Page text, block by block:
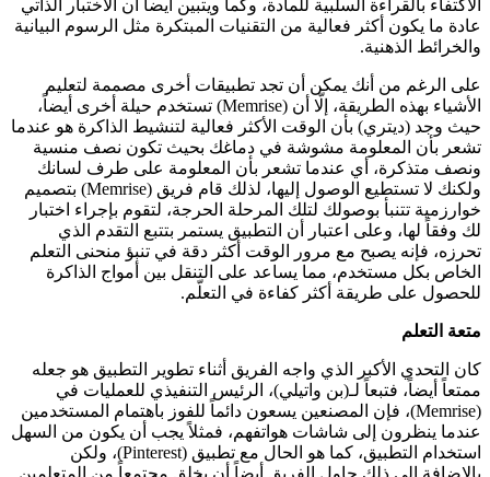
الاكتفاء بالقراءة السلبية للمادة، وكما ويتبين أيضاً أن الاختبار الذاتي
عادة ما يكون أكثر فعالية من التقنيات المبتكرة مثل الرسوم البيانية
والخرائط الذهنية.
على الرغم من أنك يمكن أن تجد تطبيقات أخرى مصممة لتعليم
الأشياء بهذه الطريقة، إلّا أن (Memrise) تستخدم حيلة أخرى أيضاً،
حيث وجد (ديتري) بأن الوقت الأكثر فعالية لتنشيط الذاكرة هو عندما
تشعر بأن المعلومة مشوشة في دماغك بحيث تكون نصف منسية
ونصف متذكرة، أي عندما تشعر بأن المعلومة على طرف لسانك
ولكنك لا تستطيع الوصول إليها، لذلك قام فريق (Memrise) بتصميم
خوارزمية تتنبأ بوصولك لتلك المرحلة الحرجة، لتقوم بإجراء اختبار
لك وفقاً لها، وعلى اعتبار أن التطبيق يستمر بتتبع التقدم الذي
تحرزه، فإنه يصبح مع مرور الوقت أكثر دقة في تنبؤ منحنى التعلم
الخاص بكل مستخدم، مما يساعد على التنقل بين أمواج الذاكرة
للحصول على طريقة أكثر كفاءة في التعلّم.
متعة التعلم
كان التحدي الأكبر الذي واجه الفريق أثناء تطوير التطبيق هو جعله
ممتعاً أيضاً، فتبعاً لـ(بن واتيلي)، الرئيس التنفيذي للعمليات في
(Memrise)، فإن المصنعين يسعون دائماً للفوز باهتمام المستخدمين
عندما ينظرون إلى شاشات هواتفهم، فمثلاً يجب أن يكون من السهل
استخدام التطبيق، كما هو الحال مع تطبيق (Pinterest)، ولكن
بالإضافة إلى ذلك حاول الفريق أيضاً أن يخلق مجتمعاً من المتعلمين